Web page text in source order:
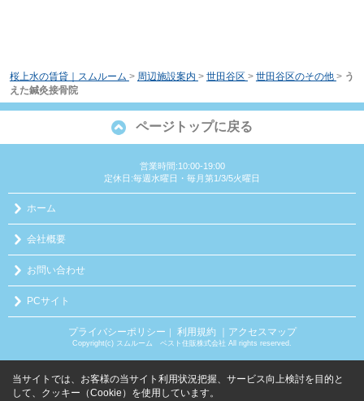
桜上水の賃貸｜スムルーム > 周辺施設案内 > 世田谷区 > 世田谷区のその他 > う
えた鍼灸接骨院
ページトップに戻る
営業時間:10:00-19:00
定休日:毎週水曜日・毎月第1/3/5火曜日
ホーム
会社概要
お問い合わせ
PCサイト
プライバシーポリシー ｜ 利用規約 ｜アクセスマップ
Copyright(c) スムルーム ベスト住販株式会社 All rights reserved.
当サイトでは、お客様の当サイト利用状況把握、サービス向上検討を目的と
して、クッキー（Cookie）を使用しています。